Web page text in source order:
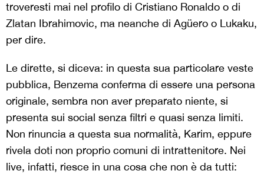
troveresti mai nel profilo di Cristiano Ronaldo o di
Zlatan Ibrahimovic, ma neanche di Agüero o Lukaku,
per dire.
Le dirette, si diceva: in questa sua particolare veste
pubblica, Benzema conferma di essere una persona
originale, sembra non aver preparato niente, si
presenta sui social senza filtri e quasi senza limiti.
Non rinuncia a questa sua normalità, Karim, eppure
rivela doti non proprio comuni di intrattenitore. Nei
live, infatti, riesce in una cosa che non è da tutti: